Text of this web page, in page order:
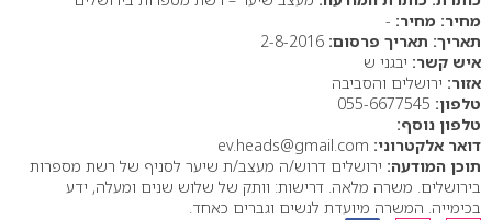
מחיר: -
תאריך פרסום:
איש קשר: יבגני ש
אזור: ירושלים והסביבה
טלפון:
טלפון נוסף:
דואר אלקטרוני:
תוכן המודעה: ירושלים דרוש/ה מעצב/ת שיער לסניף של רשת מספרות
בירושלים. משרה מלאה. דרישות: וותק של שלוש שנים ומעלה, ידע
בכימייה. המשרה מיועדת לנשים וגברים כאחד.